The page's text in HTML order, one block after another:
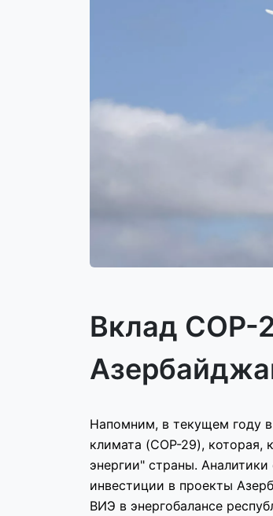
Вклад СОР-
Напомним, в текущем году
климата (COP-29), которая,
энергии" страны.
инвестиции в проекты
ВИЭ в энергобалансе